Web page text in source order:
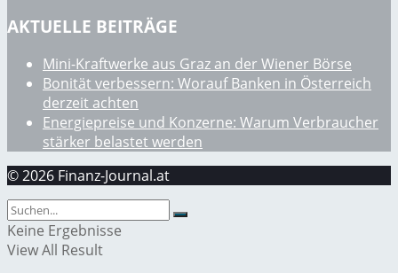
AKTUELLE BEITRÄGE
Mini-Kraftwerke aus Graz an der Wiener Börse
Bonität verbessern: Worauf Banken in Österreich
derzeit achten
Energiepreise und Konzerne: Warum Verbraucher
stärker belastet werden
© 2026 Finanz-Journal.at
Keine Ergebnisse
View All Result